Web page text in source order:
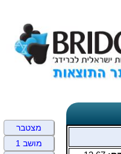
מצטבר
מושב 1